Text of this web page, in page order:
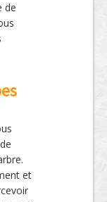
de
et